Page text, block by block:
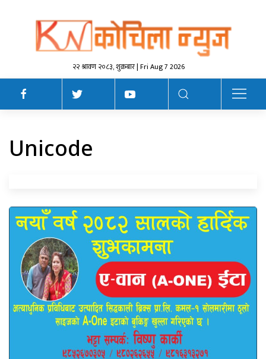
२२ श्रावण २०८३, शुक्रबार | Fri Aug 7 2026
Unicode